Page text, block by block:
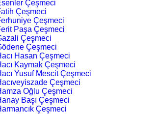
Çeşmeci
Çeşmeci
Çeşmeci
Paşa Çeşmeci
Çeşmeci
Çeşmeci
Hasan Çeşmeci
Kaymak Çeşmeci
Yusuf Mescit Çeşmeci
Çeşmeci
Oğlu Çeşmeci
Başı Çeşmeci
Çeşmeci